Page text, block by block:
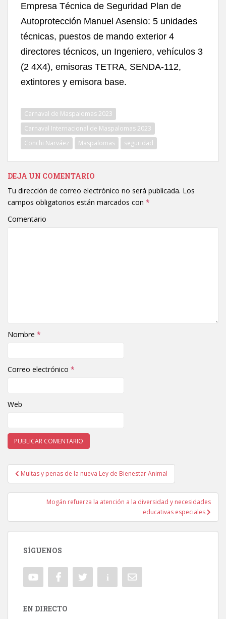
Empresa Técnica de Seguridad Plan de
Autoprotección Manuel Asensio: 5 unidades
técnicas, puestos de mando exterior 4
directores técnicos, un Ingeniero, vehículos 3
(2 4X4), emisoras TETRA, SENDA-112,
extintores y emisora base.
Carnaval de Maspalomas 2023
Carnaval Internacional de Maspalomas 2023
Conchi Narváez
Maspalomas seguridad
DEJA UN COMENTARIO
Tu dirección de correo electrónico no será publicada. Los
campos obligatorios están marcados con *
Comentario
Nombre *
Correo electrónico *
Web
Navegación de entradas
Multas y penas de la nueva Ley de Bienestar Animal
Mogán refuerza la atención a la diversidad y necesidades
educativas especiales
SÍGUENOS
EN DIRECTO